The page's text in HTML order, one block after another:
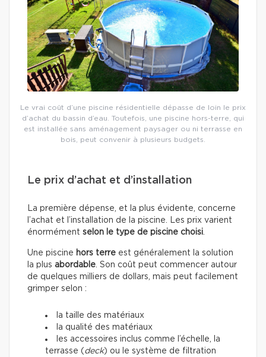
Le vrai coût d’une piscine résidentielle dépasse de loin le prix
d’achat du bassin d’eau. Toutefois, une piscine hors-terre, qui
est installée sans aménagement paysager ou ni terrasse en
bois, peut convenir à plusieurs budgets.
Le prix d’achat et d’installation
La première dépense, et la plus évidente, concerne
l’achat et l’installation de la piscine. Les prix varient
énormément selon le type de piscine choisi.
Une piscine hors terre est généralement la solution
la plus abordable. Son coût peut commencer autour
de quelques milliers de dollars, mais peut facilement
grimper selon :
la taille des matériaux
la qualité des matériaux
les accessoires inclus comme l’échelle, la
terrasse ( deck) ou le système de filtration